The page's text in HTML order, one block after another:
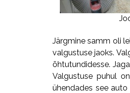
Järgmine samm oli
valgustuse jaoks.
õhtutundidesse.
Valgustuse puhul
ühendades see auto